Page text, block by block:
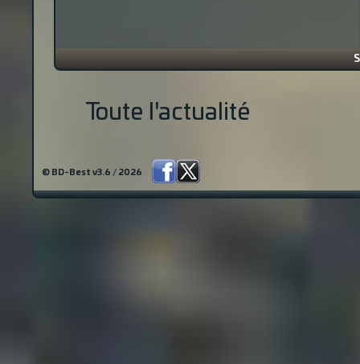
Toute l'actualité
© BD-Best v3.6 / 2026